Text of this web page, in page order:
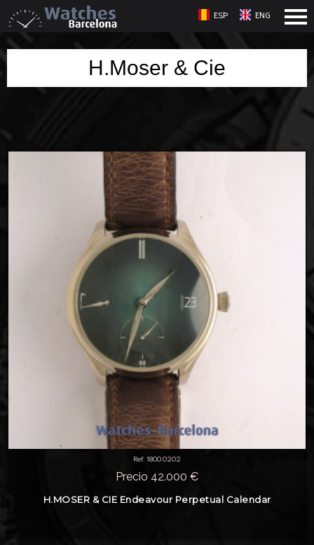
ESP ENG
H.Moser & Cie
Ref. 1800.0202
Precio 42.000 €
H.MOSER & CIE Endeavour Perpetual Calendar